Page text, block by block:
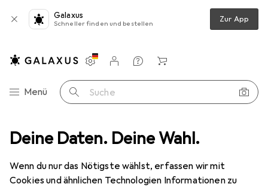
Deine Daten. Deine Wahl.
Wenn du nur das Nötigste wählst, erfassen wir mit
Cookies und ähnlichen Technologien Informationen zu
Galaxus
Schneller finden und bestellen Zur App
Navigation nach Kategorien
Menü Suche
Einstellungen
Kundenkonto
Vergleichslisten
Merklisten
Warenkorb
Snapstyle Sisal Natur Teppich Klassisch - 9 Farben in 17 Grössen